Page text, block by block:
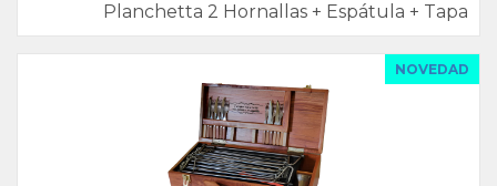
Planchetta 2 Hornallas + Espátula + Tapa
NOVEDAD